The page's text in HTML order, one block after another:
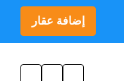
إضافة عقار